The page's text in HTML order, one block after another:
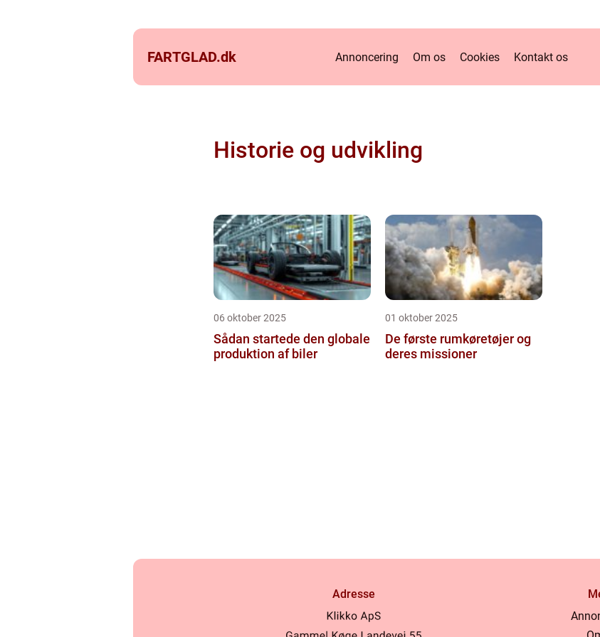
FARTGLAD.dk Annoncering Om os Cookies Kontakt os
Historie og udvikling
06 oktober 2025
Sådan startede den globale
produktion af biler
01 oktober 2025
De første rumkøretøjer og
deres missioner
Adresse